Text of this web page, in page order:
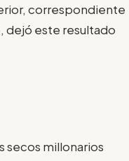
correspondiente
, dejó este resultado
secos millonarios